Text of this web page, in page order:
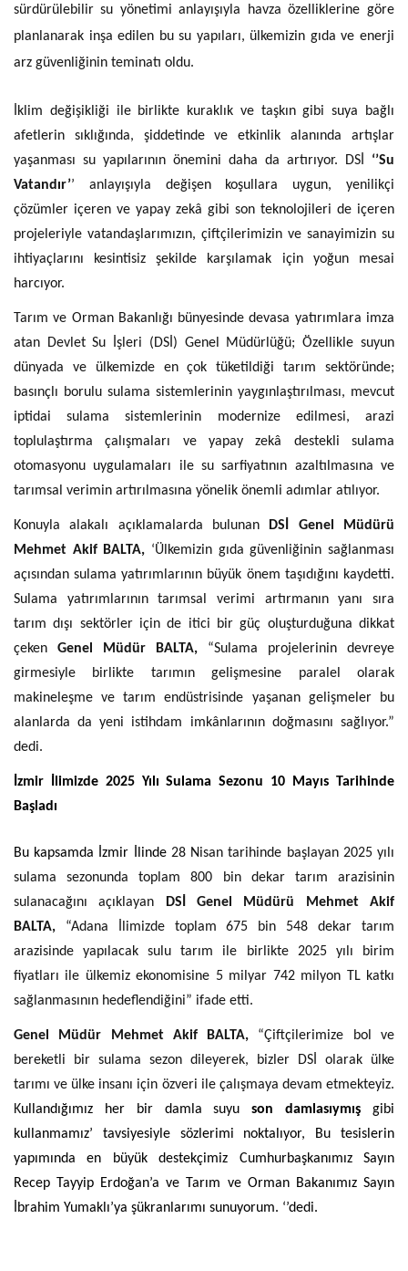
sürdürülebilir su yönetimi anlayışıyla havza özelliklerine göre
planlanarak inşa edilen bu su yapıları, ülkemizin gıda ve enerji
arz güvenliğinin teminatı oldu.
İklim değişikliği ile birlikte kuraklık ve taşkın gibi suya bağlı
afetlerin sıklığında, şiddetinde ve etkinlik alanında artışlar
yaşanması su yapılarının önemini daha da artırıyor. DSİ ‘’Su
Vatandır’’ anlayışıyla değişen koşullara uygun, yenilikçi
çözümler içeren ve yapay zekâ gibi son teknolojileri de içeren
projeleriyle vatandaşlarımızın, çiftçilerimizin ve sanayimizin su
ihtiyaçlarını kesintisiz şekilde karşılamak için yoğun mesai
harcıyor.
Tarım ve Orman Bakanlığı bünyesinde devasa yatırımlara imza
atan Devlet Su İşleri (DSİ) Genel Müdürlüğü;Özellikle suyun
dünyada ve ülkemizde en çok tüketildiği tarım sektöründe;
basınçlı borulu sulama sistemlerinin yaygınlaştırılması, mevcut
iptidai sulama sistemlerinin modernize edilmesi, arazi
toplulaştırma çalışmaları ve yapay zekâ destekli sulama
otomasyonu uygulamaları ile su sarfiyatının azaltılmasına ve
tarımsal verimin artırılmasına yönelik önemli adımlar atılıyor.
Konuyla alakalı açıklamalarda bulunan
DSİ Genel Müdürü
Mehmet Akif BALTA, ‘Ülkemizin gıda güvenliğinin sağlanması
açısından sulama yatırımlarının büyük önem taşıdığını kaydetti.
Sulama yatırımlarının tarımsal verimi artırmanın yanı sıra
tarım dışı sektörler için de itici bir güç oluşturduğuna dikkat
çeken Genel Müdür BALTA, “Sulama projelerinin devreye
girmesiyle birlikte tarımın gelişmesine paralel olarak
makineleşme ve tarım endüstrisinde yaşanan gelişmeler bu
alanlarda da yeni istihdam imkânlarının doğmasını sağlıyor.”
dedi.
İzmir İlimizde 2025 Yılı Sulama Sezonu 10 Mayıs Tarihinde
Başladı
Bu kapsamda İzmir İlinde28 Nisan tarihinde başlayan 2025 yılı
sulama sezonunda toplam 800 bin dekar tarım arazisinin
sulanacağını açıklayan
DSİ Genel Müdürü Mehmet Akif
BALTA, “Adana İlimizde toplam 675 bin 548 dekar tarım
arazisinde yapılacak sulu tarım ile birlikte 2025 yılı birim
fiyatları ile ülkemiz ekonomisine 5 milyar 742 milyon TL katkı
sağlanmasının hedeflendiğini” ifade etti.
Genel Müdür Mehmet Akif BALTA, “Çiftçilerimize bol ve
bereketli bir sulama sezon dileyerek, bizler DSİ olarak ülke
tarımı ve ülke insanı için özveri ile çalışmaya devam etmekteyiz.
Kullandığımız her bir damla suyuson damlasıymış gibi
kullanmamız’ tavsiyesiyle sözlerimi noktalıyor, Bu tesislerin
yapımında en büyük destekçimiz Cumhurbaşkanımız Sayın
Recep Tayyip Erdoğan’a ve Tarım ve Orman Bakanımız Sayın
İbrahim Yumaklı’ya şükranlarımı sunuyorum. ‘’dedi.